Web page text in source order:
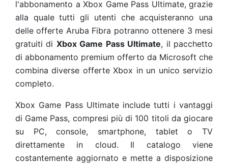
l'abbonamento a Xbox Game Pass Ultimate, grazie
alla quale tutti gli utenti che acquisteranno una
delle offerte Aruba Fibra potranno ottenere 3 mesi
gratuiti di Xbox Game Pass Ultimate, il pacchetto
di abbonamento premium offerto da Microsoft che
combina diverse offerte Xbox in un unico servizio
completo.
Xbox Game Pass Ultimate include tutti i vantaggi
di Game Pass, compresi più di 100 titoli da giocare
su PC, console, smartphone, tablet o TV
direttamente in cloud. Il catalogo viene
costantemente aggiornato e mette a disposizione